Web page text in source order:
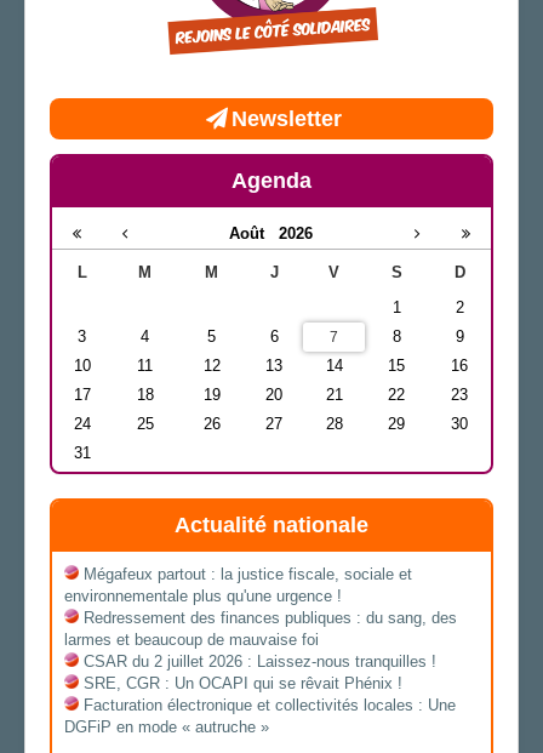
Newsletter
Agenda
Août 2026
L M M J V S
D
1
2
3
4 5 6 7 8
9
10
11 12 13 14 15
16
17
18 19 20 21 22
23
24
25 26 27 28 29
30
31
Actualité nationale
Mégafeux partout : la justice fiscale, sociale et
environnementale plus qu'une urgence !
Redressement des finances publiques : du sang, des
larmes et beaucoup de mauvaise foi
CSAR du 2 juillet 2026 : Laissez-nous tranquilles !
SRE, CGR : Un OCAPI qui se rêvait Phénix !
Facturation électronique et collectivités locales : Une
DGFiP en mode « autruche »